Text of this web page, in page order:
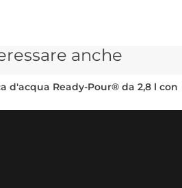
anche
d'acqua Ready-Pour® da 2,8 l con